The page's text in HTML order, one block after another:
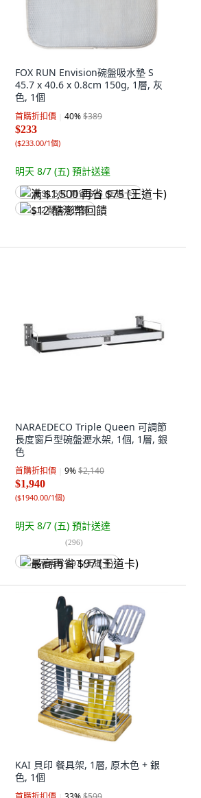
FOX RUN Envision碗盤吸水墊 S
45.7 x 40.6 x 0.8cm 150g, 1層, 灰
色, 1個
首購折扣價 40%$389
$233
($233.00/1個)
明天 8/7 (五) 預計送達
满 $1,500 再省 $75 (王道卡)
$12 酷澎幣回饋
NARAEDECO Triple Queen 可調節
長度窗戶型碗盤瀝水架, 1個, 1層, 銀
色
首購折扣價 9%$2,140
$1,940
($1940.00/1個)
明天 8/7 (五) 預計送達
(296)
最高再省 $97 (王道卡)
KAI 貝印 餐具架, 1層, 原木色 + 銀
色, 1個